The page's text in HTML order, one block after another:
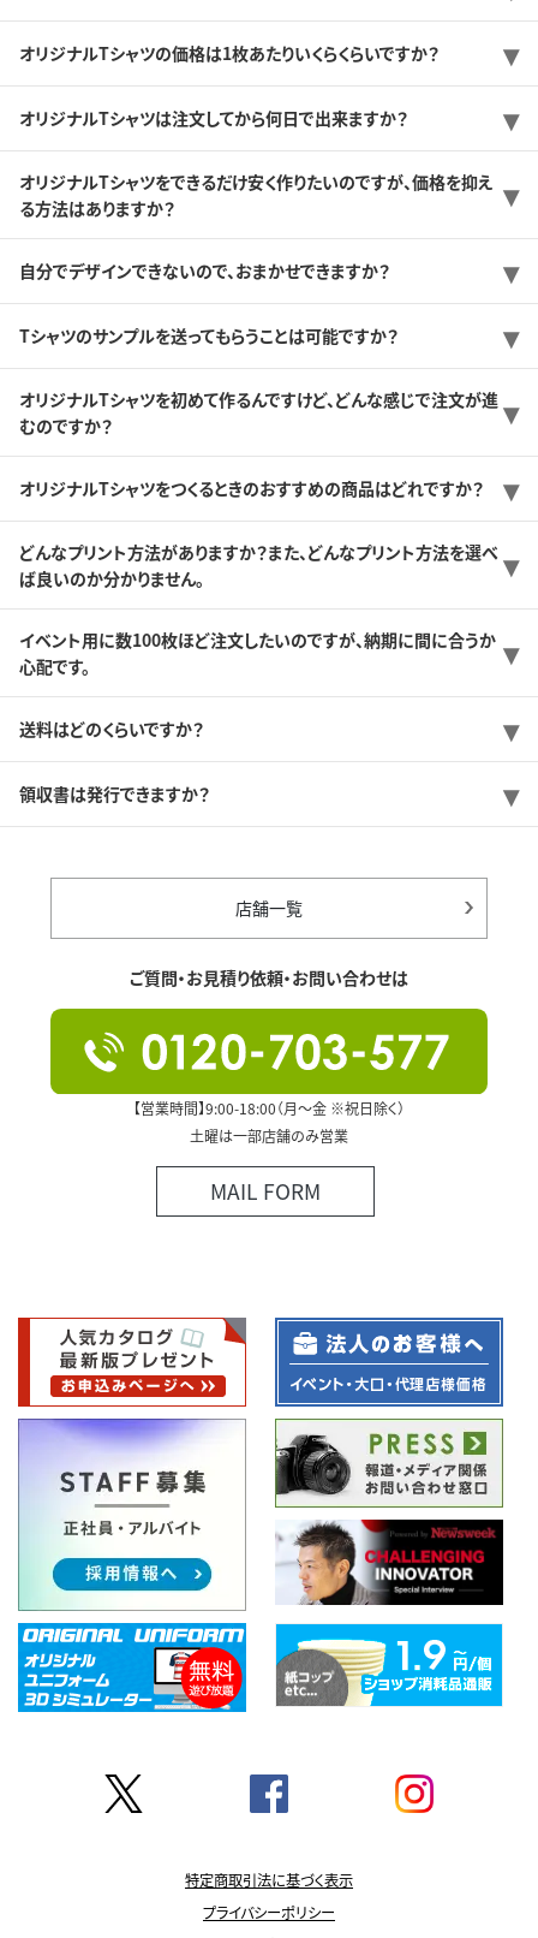
オリジナルTシャツの価格は1枚あたりいくらくらいですか？
オリジナルTシャツは注文してから何日で出来ますか？
オリジナルTシャツをできるだけ安く作りたいのですが、価格を抑え
る方法はありますか？
自分でデザインできないので、おまかせできますか？
Tシャツのサンプルを送ってもらうことは可能ですか？
オリジナルTシャツを初めて作るんですけど、どんな感じで注文が進
むのですか？
オリジナルTシャツをつくるときのおすすめの商品はどれですか？
どんなプリント方法がありますか？また、どんなプリント方法を選べ
ば良いのか分かりません。
イベント用に数100枚ほど注文したいのですが、納期に間に合うか
心配です。
送料はどのくらいですか？
領収書は発行できますか？
店舗一覧
ご質問・お見積り依頼・お問い合わせは
【営業時間】9:00-18:00（月～金 ※祝日除く）
土曜は一部店舗のみ営業
MAIL FORM
特定商取引法に基づく表示
プライバシーポリシー